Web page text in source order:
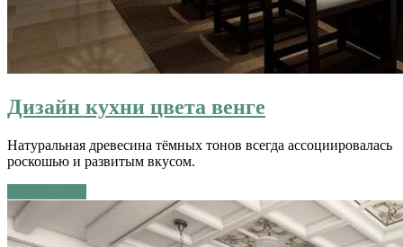
Дизайн кухни цвета венге
Натуральная древесина тёмных тонов всегда ассоциировалась
роскошью и развитым вкусом.